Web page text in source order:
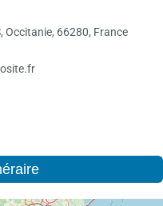
Occitanie, 66280, France